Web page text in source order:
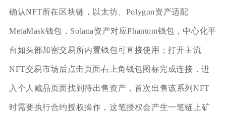
确认NFT所在区块链，以太坊、Polygon资产适配
MetaMask钱包，Solana资产对应Phantom钱包，中心化平
台如头部加密交易所内置钱包可直接使用；打开主流
NFT交易市场后点击页面右上角钱包图标完成连接，进
入个人藏品页面找到待出售资产，首次出售该系列NFT
时需要执行合约授权操作，这笔授权会产生一笔链上矿